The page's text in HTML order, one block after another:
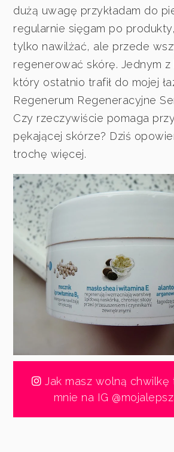
dużą uwagę przykładam do
regularnie sięgam po
tylko nawilżać, ale przede
regenerować skórę. Jednym
który ostatnio trafił do mojej
Regenerum Regeneracyjne
Czy rzeczywiście pomaga
pękającej skórze? Dziś
trochę więcej.
Jak masz wolną chwilkę
mnie na IG